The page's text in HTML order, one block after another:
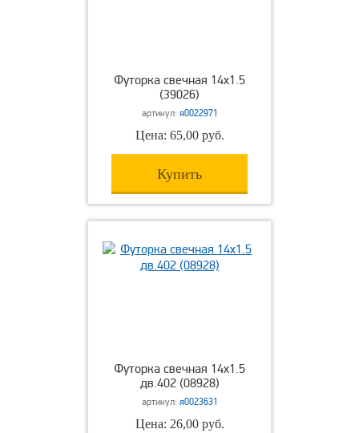
Футорка свечная 14х1.5
(39026)
артикул: я0022971
Цена: 65,00 руб.
Купить
Футорка свечная 14х1.5
дв.402 (08928)
артикул: я0023631
Цена: 26,00 руб.